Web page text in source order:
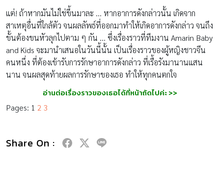
แต่! ถ้าหากมันไม่ใช่ขึ้นมาละ … หากอาการดังกล่าวนั้น เกิดจาก
สาเหตุอื่นที่ใกล้ตัว จนผลลัพธ์ที่ออกมาทำให้เกิดอาการดังกล่าว จนถึง
ขั้นต้องขนหัวลุกไปตาม ๆ กัน … ซึ่งเรื่องราวที่ทีมงาน Amarin Baby
and Kids จะมานำเสนอในวันนี้นั้น เป็นเรื่องราวของผู้หญิงชาวจีน
คนหนึ่ง ที่ต้องเข้ารับการรักษาอาการดังกล่าว ที่เรื้อรังมานานแสน
นาน จนผลสุดท้ายผลการรักษาของเธอ ทำให้ทุกคนตกใจ
อ่านต่อเรื่องราวของเธอได้ที่หน้าถัดไปค่ะ >>
Pages: 1 2 3
Share On :